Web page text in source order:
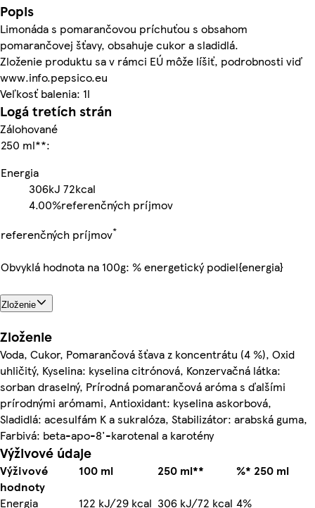
Popis
Limonáda s pomarančovou príchuťou s obsahom
pomarančovej šťavy, obsahuje cukor a sladidlá.
Zloženie produktu sa v rámci EÚ môže líšiť, podrobnosti viď
www.info.pepsico.eu
Veľkosť balenia: 1l
Logá tretích strán
Zálohované
250 ml**:
Energia
306kJ 72kcal
4.00%referenčných príjmov
referenčných príjmov*
Obvyklá hodnota na 100g: % energetický podiel{energia}
Zloženie
Zloženie
Voda, Cukor, Pomarančová šťava z koncentrátu (4 %), Oxid
uhličitý, Kyselina: kyselina citrónová, Konzervačná látka:
sorban draselný, Prírodná pomarančová aróma s ďalšími
prírodnými arómami, Antioxidant: kyselina askorbová,
Sladidlá: acesulfám K a sukralóza, Stabilizátor: arabská guma,
Farbivá: beta-apo-8'-karotenal a karotény
Výživové údaje
Výživové
hodnoty
100 ml 250 ml**
%* 250 ml
Energia
122 kJ/29 kcal 306 kJ/72 kcal 4%